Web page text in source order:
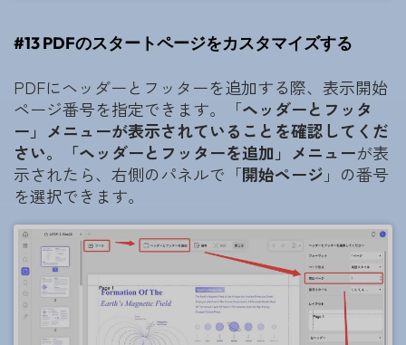
#13 PDFのスタートページをカスタマイズする
PDFにヘッダーとフッターを追加する際、表示開始
ページ番号を指定できます。「ヘッダーとフッタ
ー」メニューが表示されていることを確認してくだ
さい。「ヘッダーとフッターを追加」メニューが表
示されたら、右側のパネルで「開始ページ 」の番号
を選択できます。